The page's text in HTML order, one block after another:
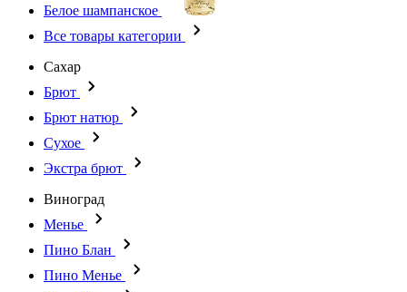
Белое шампанское
Все товары категории
Сахар
Брют
Брют натюр
Сухое
Экстра брют
Виноград
Менье
Пино Блан
Пино Менье